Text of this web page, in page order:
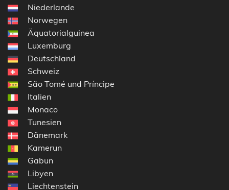
Niederlande
Norwegen
Äquatorialguinea
Luxemburg
Deutschland
Schweiz
São Tomé und Príncipe
Italien
Monaco
Tunesien
Dänemark
Kamerun
Gabun
Libyen
Liechtenstein